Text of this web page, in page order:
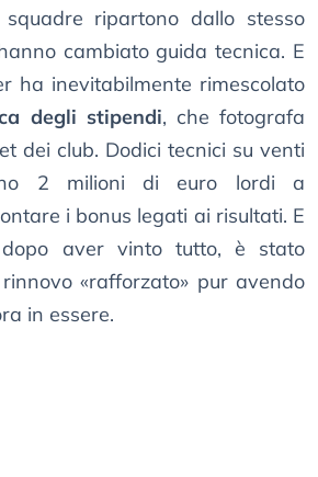
ripartono dallo stesso
cambiato guida tecnica. E
ha inevitabilmente rimescolato
degli stipendi, che fotografa
dei club. Dodici tecnici su venti
2 milioni di euro lordi a
i bonus legati ai risultati. E
dopo aver vinto tutto, è stato
«rafforzato» pur avendo
in essere.